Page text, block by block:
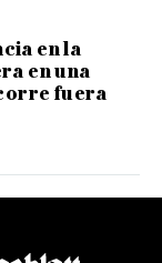
en la
en una
fuera